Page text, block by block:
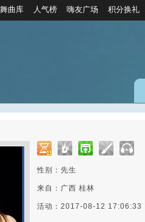
舞曲库 人气榜 嗨友广场 积分换礼
性别：先生
来自：广西 桂林
活动：2017-08-12 17:06:33